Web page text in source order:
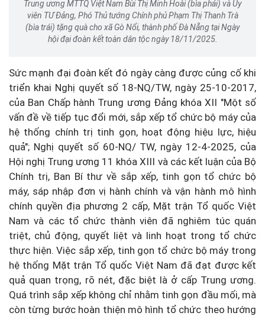
Trung ương MTTQ Việt Nam Bùi Thị Minh Hoài (bìa phải) và Ủy
viên TƯ Đảng, Phó Thủ tướng Chính phủ Phạm Thị Thanh Trà
(bìa trái) tặng quà cho xã Gò Nổi, thành phố Đà Nẵng tại Ngày
hội đại đoàn kết toàn dân tộc ngày 18/11/2025.
Sức mạnh đại đoàn kết đó ngày càng được củng cố khi
triển khai Nghị quyết số 18-NQ/TW, ngày 25-10-2017,
của Ban Chấp hành Trung ương Đảng khóa XII "Một số
vấn đề về tiếp tục đổi mới, sắp xếp tổ chức bộ máy của
hệ thống chính trị tinh gọn, hoạt động hiệu lực, hiệu
quả"; Nghị quyết số 60-NQ/ TW, ngày 12-4-2025, của
Hội nghị Trung ương 11 khóa XIII và các kết luận của Bộ
Chính trị, Ban Bí thư về sắp xếp, tinh gọn tổ chức bộ
máy, sáp nhập đơn vị hành chính và vận hành mô hình
chính quyền địa phương 2 cấp, Mặt trận Tổ quốc Việt
Nam và các tổ chức thành viên đã nghiêm túc quán
triệt, chủ động, quyết liệt và linh hoạt trong tổ chức
thực hiện. Việc sắp xếp, tinh gọn tổ chức bộ máy trong
hệ thống Mặt trận Tổ quốc Việt Nam đã đạt được kết
quả quan trọng, rõ nét, đặc biệt là ở cấp Trung ương.
Quá trình sắp xếp không chỉ nhằm tinh gọn đầu mối, mà
còn từng bước hoàn thiện mô hình tổ chức theo hướng